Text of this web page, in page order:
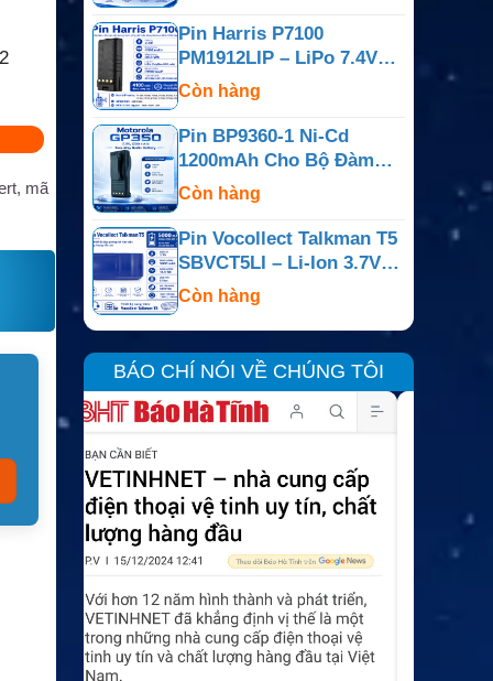
mã
Pin Harris P7100
PM1912LIP – LiPo 7.4V
4100mAh
Còn hàng
Pin BP9360-1 Ni-Cd
1200mAh Cho Bộ Đàm
Motorola GP350
Còn hàng
Pin Vocollect Talkman T5
SBVCT5LI – Li-Ion 3.7V
5000mAh
Còn hàng
BÁO CHÍ NÓI VỀ CHÚNG TÔI